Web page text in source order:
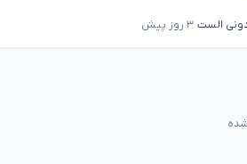
الست ۳ روز پیش
شده